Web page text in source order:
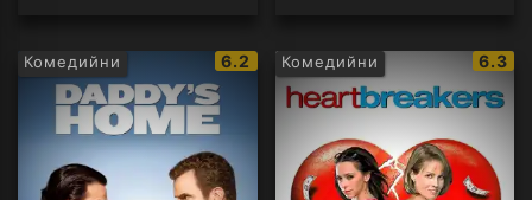
Комедийни
IMDb
рейтинг:
6.2 Комедийни
IMDb
6.3